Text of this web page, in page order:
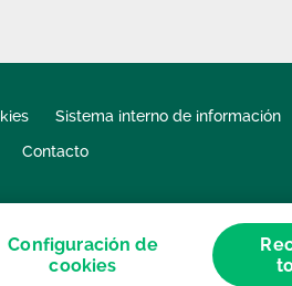
Sistema interno de información
Contacto
Configuración de
cookies